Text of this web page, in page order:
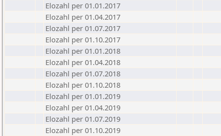
Elozahl per 01.01.2017
Elozahl per 01.04.2017
Elozahl per 01.07.2017
Elozahl per 01.10.2017
Elozahl per 01.01.2018
Elozahl per 01.04.2018
Elozahl per 01.07.2018
Elozahl per 01.10.2018
Elozahl per 01.01.2019
Elozahl per 01.04.2019
Elozahl per 01.07.2019
Elozahl per 01.10.2019